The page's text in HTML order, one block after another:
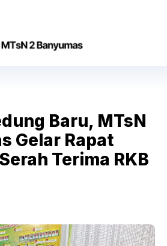
Baru, MTsN
Gelar Rapat
Terima RKB